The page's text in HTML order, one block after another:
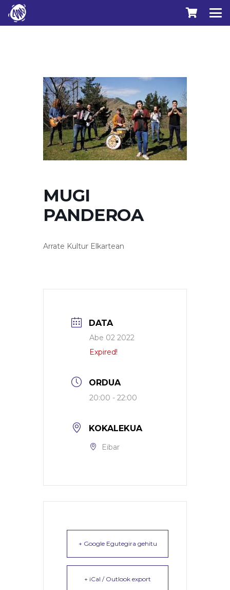
MUGI
PANDEROA
Arrate Kultur Elkartean
DATA
Abe 02 2022
Expired!
ORDUA
20:00 - 22:00
KOKALEKUA
Eibar
+ Google Egutegira gehitu
+ iCal / Outlook export